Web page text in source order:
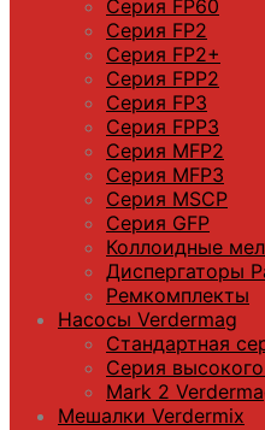
Серия FP60
Серия FP2
Серия FP2+
Серия FPP2
Серия FP3
Серия FPP3
Серия МFP2
Серия МFP3
Серия MSCP
Серия GFP
Коллоидные
Диспергаторы
Ремкомплекты
Насосы Verdermag
Стандартная
Серия
Mark 2
Мешалки Verdermix